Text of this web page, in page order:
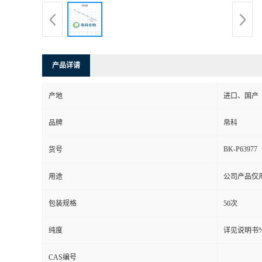
产品详请
产地 进口、国产
品牌 帛科
货号 BK-P63977
用途 公司产品仅
包装规格 50次
纯度 详见说明书
CAS编号